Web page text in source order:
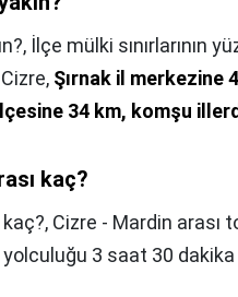
İlçe mülki sınırlarının
Şırnak il merkezine
34 km, komşu
kaç?
Cizre - Mardin arası
3 saat 30